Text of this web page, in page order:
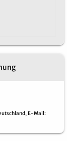
E-Mail :